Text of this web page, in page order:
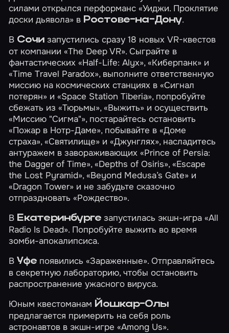
силами открылся перформанс«Уиджи. Проклятие
доски дьявола» в Ростове-на-Дону.
В Сочи запустились сразу 18 новых VR-квестов
от компании «The Deep VR». Сыграйте в
фантастических«Half-Life: Alyx»,«Киберпанк» и
«Time Travel Paradox», выполните ответственную
миссию на космических станциях в«Сигнал
потерян» и«Space Station Tiberia», попробуйте
сбежать из«Тюрьмы»,«Выжить» и осуществить
«Миссию "Сигма"», постарайтесь остановить
«Пожар в Нотр-Даме», побывайте в«Доме
страха»,«Святилище» и«Джунглях», насладитесь
антуражем в завораживающих«Prince of Persia:
the Dagger of Time»,«Depths of Osiris»,«Escape
the Lost Pyramid»,«Beyond Medusa’s Gate» и
«Dragon Tower» и не забудьте сказочно
отпраздновать«Рождество».
В Екатеринбурге запустилась экшн-игра«All
Radio Is Dead». Попробуйте выжить во время
зомби-апокалипсиса.
ВУфе появились«Зараженные». Отправляйтесь
в секретную лабораторию, чтобы остановить
распространение ужасного вируса.
Юным квестоманам Йошкар-Олы
предлагается примерить на себя роль
астронавтов в экшн-игре«Among Us».